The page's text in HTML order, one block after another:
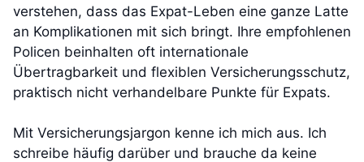
verstehen, dass das Expat-Leben eine ganze Latte
an Komplikationen mit sich bringt. Ihre empfohlenen
Policen beinhalten oft internationale
Übertragbarkeit und flexiblen Versicherungsschutz,
praktisch nicht verhandelbare Punkte für Expats.
Mit Versicherungsjargon kenne ich mich aus. Ich
schreibe häufig darüber und brauche da keine